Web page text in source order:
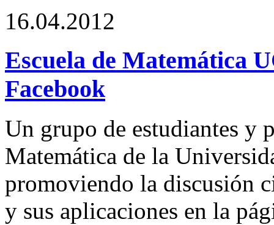
16.04.2012
Escuela de Matemática
Facebook
Un grupo de estudiantes y
Matemática de la
promoviendo la discusión
y sus aplicaciones en la